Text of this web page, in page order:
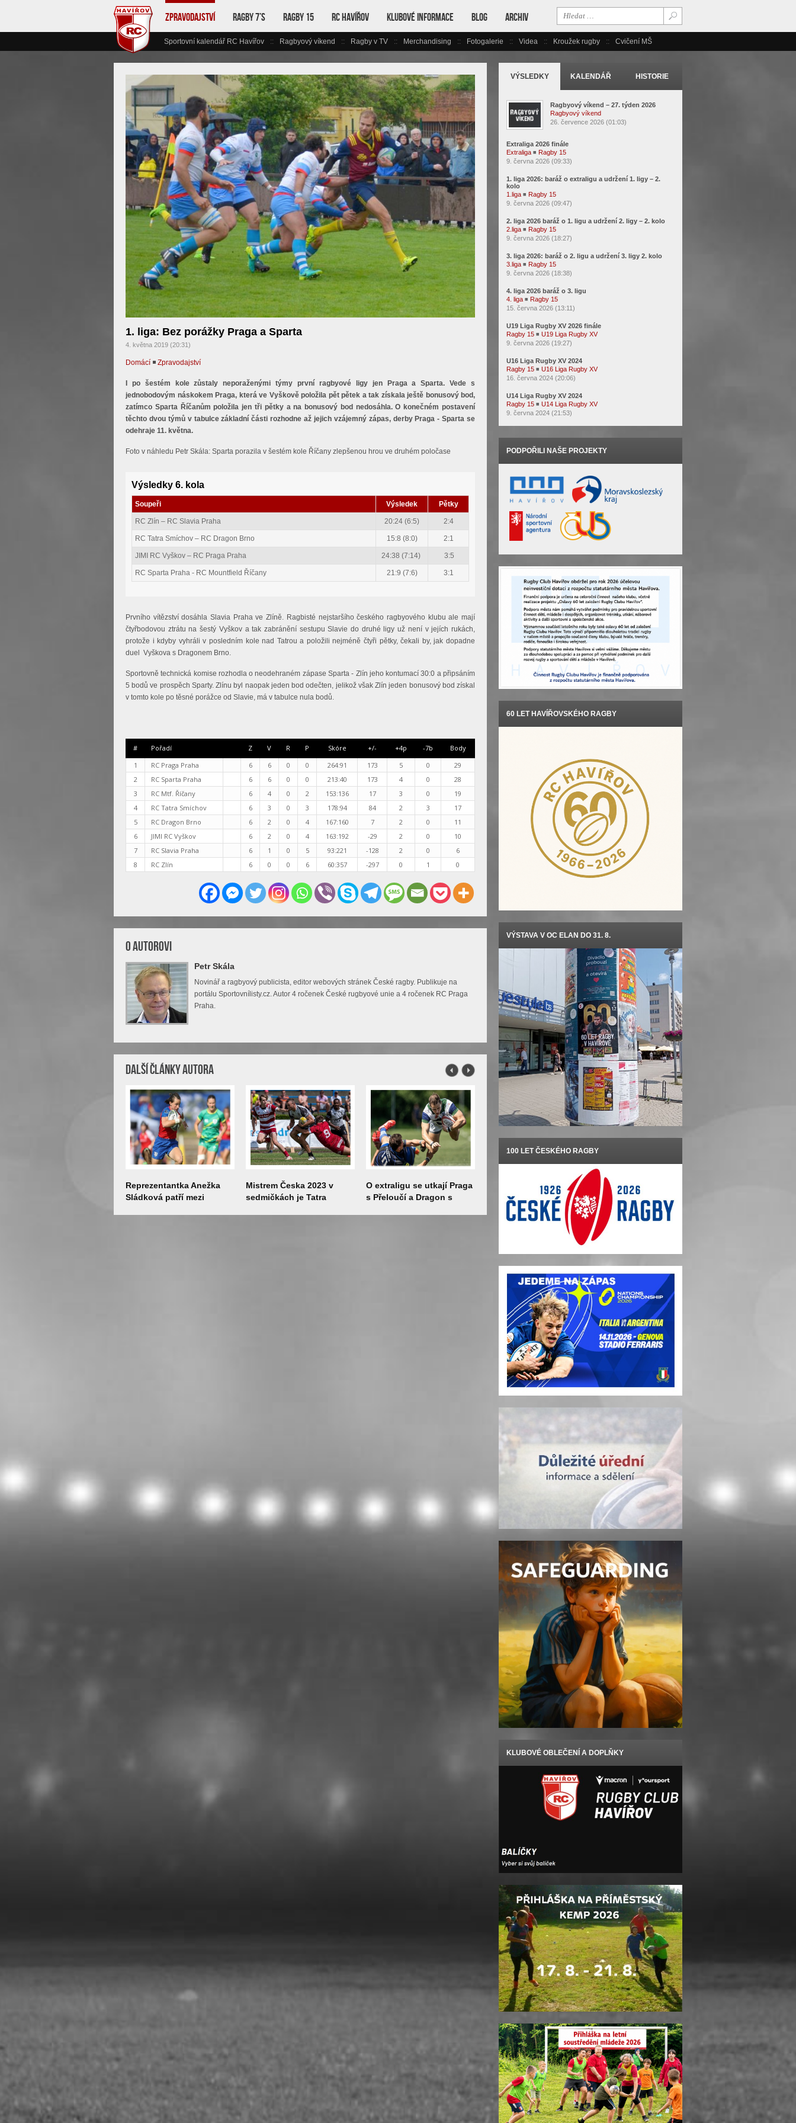
Zpravodajství Ragby 7’s Ragby 15 RC Havířov Klubové informace Blog Archiv
Sportovní kalendář RC Havířov Ragbyový víkend Ragby v TV Merchandising Fotogalerie Videa Kroužek rugby Cvičení MŠ
1. liga: Bez porážky Praga a Sparta
4. května 2019 (20:31)
Domácí ◾ Zpravodajství
I po šestém kole zůstaly neporaženými týmy první ragbyové ligy jen Praga a Sparta. Vede s
jednobodovým náskokem Praga, která ve Vyškově položila pět pětek a tak získala ještě bonusový bod,
zatímco Sparta Říčanům položila jen tři pětky a na bonusový bod nedosáhla. O konečném postavení
těchto dvou týmů v tabulce základní části rozhodne až jejich vzájemný zápas, derby Praga - Sparta se
odehraje 11. května.
Foto v náhledu Petr Skála: Sparta porazila v šestém kole Říčany zlepšenou hrou ve druhém poločase
Výsledky 6. kola
Soupeři Výsledek Pětky
RC Zlín – RC Slavia Praha 20:24 (6:5) 2:4
RC Tatra Smíchov – RC Dragon Brno 15:8 (8:0) 2:1
JIMI RC Vyškov – RC Praga Praha 24:38 (7:14) 3:5
RC Sparta Praha - RC Mountfield Říčany 21:9 (7:6) 3:1
Prvního vítězství dosáhla Slavia Praha ve Zlíně. Ragbisté nejstaršího českého ragbyového klubu ale mají
čtyřbodovou ztrátu na šestý Vyškov a tak zabránění sestupu Slavie do druhé ligy už není v jejích rukách,
protože i kdyby vyhráli v posledním kole nad Tatrou a položili nejméně čtyři pětky, čekali by, jak dopadne
duel Vyškova s Dragonem Brno.
Sportovně technická komise rozhodla o neodehraném zápase Sparta - Zlín jeho kontumací 30:0 a připsáním
5 bodů ve prospěch Sparty. Zlínu byl naopak jeden bod odečten, jelikož však Zlín jeden bonusový bod získal
v tomto kole po těsné porážce od Slavie, má v tabulce nula bodů.
# Pořadí Z V R P Skóre +/- +4p -7b
Body
1
RC Praga Praha 6 6 0 0 264:91 173 5 0
29
2
RC Sparta Praha 6 6 0 0 213:40 173 4 0
28
3
RC Mtf. Říčany 6 4 0 2 153:136 17 3 0
19
4
RC Tatra Smíchov 6 3 0 3 178:94 84 2 3
17
5
RC Dragon Brno 6 2 0 4 167:160 7 2 0
11
6
JIMI RC Vyškov 6 2 0 4 163:192 -29 2 0
10
7
RC Slavia Praha 6 1 0 5 93:221 -128 2 0
6
8
RC Zlín 6 0 0 6 60:357 -297 0 1 0
O Autorovi
Petr Skála
Novinář a ragbyový publicista, editor webových stránek České ragby. Publikuje na
portálu Sportovnílisty.cz. Autor 4 ročenek České rugbyové unie a 4 ročenek RC Praga
Praha.
Další články autora
Reprezentantka Anežka
Sládková patří mezi
Mistrem Česka 2023 v
sedmičkách je Tatra
O extraligu se utkají Praga
s Přeloučí a Dragon s
Národní tým postoupil do
divize Trophy
Finále extraligy 2023:
Říčany – Sparta 16:9
VÝSLEDKY KALENDÁŘ HISTORIE
Ragbyový víkend – 27. týden 2026
Ragbyový víkend
26. července 2026 (01:03)
Extraliga 2026 finále
Extraliga ◾ Ragby 15
9. června 2026 (09:33)
1. liga 2026: baráž o extraligu a udržení 1. ligy – 2.
kolo
1.liga ◾ Ragby 15
9. června 2026 (09:47)
2. liga 2026 baráž o 1. ligu a udržení 2. ligy – 2. kolo
2.liga ◾ Ragby 15
9. června 2026 (18:27)
3. liga 2026: baráž o 2. ligu a udržení 3. ligy 2. kolo
3.liga ◾ Ragby 15
9. června 2026 (18:38)
4. liga 2026 baráž o 3. ligu
4. liga ◾ Ragby 15
15. června 2026 (13:11)
U19 Liga Rugby XV 2026 finále
Ragby 15 ◾ U19 Liga Rugby XV
9. června 2026 (19:27)
U16 Liga Rugby XV 2024
Ragby 15 ◾ U16 Liga Rugby XV
16. června 2024 (20:06)
U14 Liga Rugby XV 2024
Ragby 15 ◾ U14 Liga Rugby XV
9. června 2024 (21:53)
PODPOŘILI NAŠE PROJEKTY
60 LET HAVÍŘOVSKÉHO RAGBY
VÝSTAVA V OC ELAN DO 31. 8.
100 LET ČESKÉHO RAGBY
KLUBOVÉ OBLEČENÍ A DOPLŇKY